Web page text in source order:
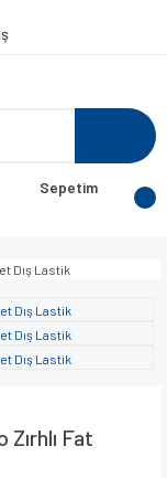
Sepetim
Fat